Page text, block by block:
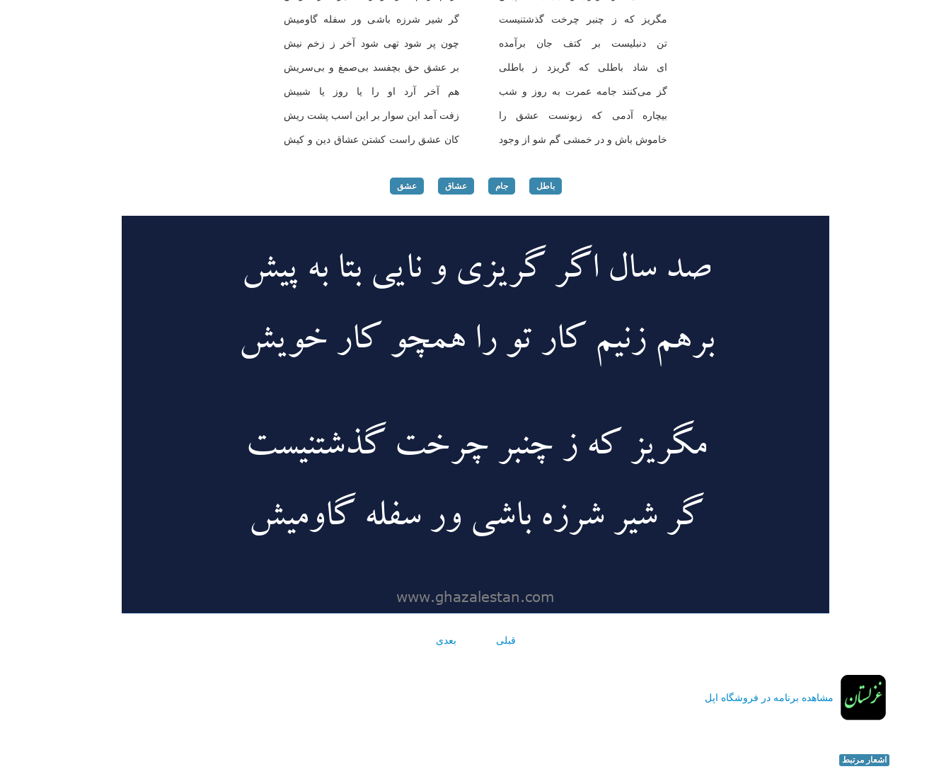
مگریز كه ز چنبر چرخت گذشتنیست گر شیر شرزه باشی ور سفله گاومیش
تن دنبلیست بر كتف جان برآمده چون پر شود تهی شود آخر ز زخم نیش
ای شاد باطلی كه گریزد ز باطلی بر عشق حق بچفسد بی‌صمغ و بی‌سریش
گز می‌كنند جامه عمرت به روز و شب هم آخر آرد او را یا روز یا شبیش
بیچاره آدمی كه زبونست عشق را زفت آمد این سوار بر این اسب پشت ریش
خاموش باش و در خمشی گم شو از وجود كان عشق راست كشتن عشاق دین و كیش
باطل جام عشاق عشق
قبلی بعدی
مشاهده برنامه در فروشگاه اپل
اشعار مرتبط